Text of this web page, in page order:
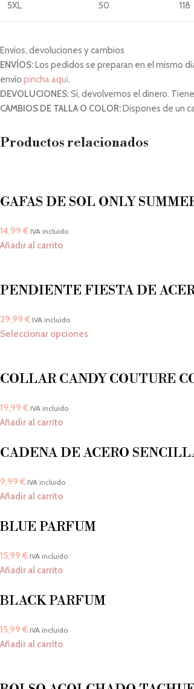
5XL 50 118
Envíos, devoluciones y cambios
ENVÍOS:Los pedidos se preparan en el mismo
envío pincha aquí.
DEVOLUCIONES:Sí, devolvemos el dinero.
CAMBIOS DE TALLA O COLOR:Dispones de un
Productos relacionados
GAFAS DE SOL ONLY
14,99 € IVA incluido
Añadir al carrito
PENDIENTE FIESTA DE
29,99 € IVA incluido
Seleccionar opciones
COLLAR CANDY COUTURE
19,99 € IVA incluido
Añadir al carrito
CADENA DE ACERO
9,99 € IVA incluido
Añadir al carrito
BLUE PARFUM
15,99 € IVA incluido
Añadir al carrito
BLACK PARFUM
15,99 € IVA incluido
Añadir al carrito